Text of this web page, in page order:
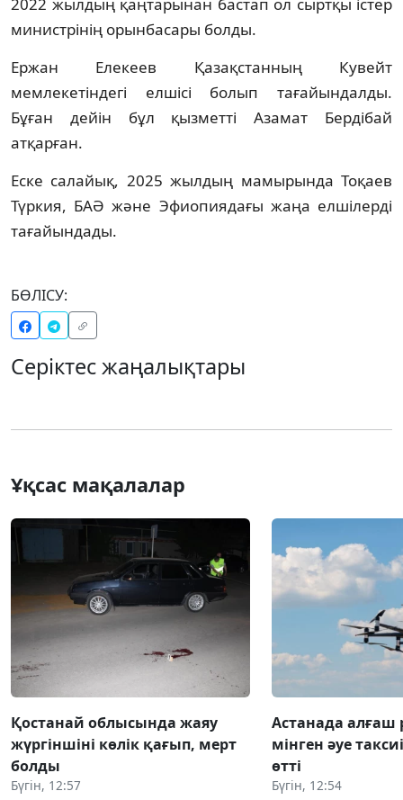
министрінің орынбасары болды.
Ержан Елекеев Қазақстанның Кувейт
мемлекетіндегі елшісі болып тағайындалды.
Бұған дейін бұл қызметті Азамат Бердібай
атқарған.
Еске салайық, 2025 жылдың мамырында Тоқаев
Түркия, БАӘ және Эфиопиядағы жаңа елшілерді
тағайындады.
БӨЛІСУ:
Серіктес жаңалықтары
Ұқсас мақалалар
Қостанай облысында жаяу
жүргіншіні көлік қағып, мерт
болды
Бүгін, 12:57
Астанада
мінген әуе
өтті
Бүгін, 12:54